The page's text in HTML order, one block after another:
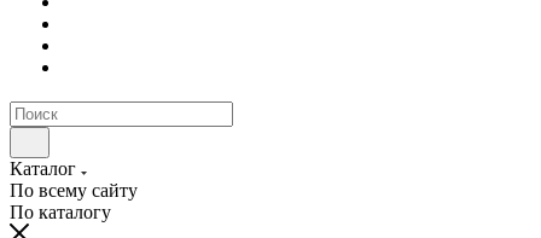
Каталог
По всему сайту
По каталогу